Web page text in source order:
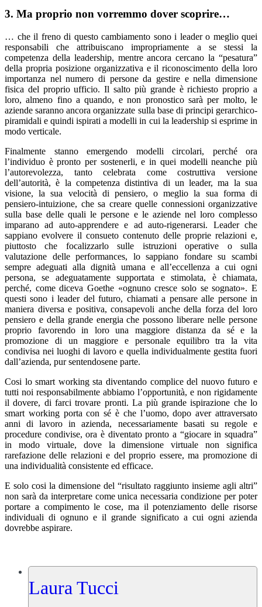
3. Ma proprio non vorremmo dover scoprire…
… che il freno di questo cambiamento sono i leader o meglio quei
responsabili che attribuiscano impropriamente a se stessi la
competenza della leadership, mentre ancora cercano la “pesatura”
della propria posizione organizzativa e il riconoscimento della loro
importanza nel numero di persone da gestire e nella dimensione
fisica del proprio ufficio. Il salto più grande è richiesto proprio a
loro, almeno fino a quando, e non pronostico sarà per molto, le
aziende saranno ancora organizzate sulla base di principi gerarchico-
piramidali e quindi ispirati a modelli in cui la leadership si esprime in
modo verticale.
Finalmente stanno emergendo modelli circolari, perché ora
l’individuo è pronto per sostenerli, e in quei modelli neanche più
l’autorevolezza, tanto celebrata come costruttiva versione
dell’autorità, è la competenza distintiva di un leader, ma la sua
visione, la sua velocità di pensiero, o meglio la sua forma di
pensiero-intuizione, che sa creare quelle connessioni organizzative
sulla base delle quali le persone e le aziende nel loro complesso
imparano ad auto-apprendere e ad auto-rigenerarsi. Leader che
sappiano evolvere il consueto contenuto delle proprie relazioni e,
piuttosto che focalizzarlo sulle istruzioni operative o sulla
valutazione delle performances, lo sappiano fondare su scambi
sempre adeguati alla dignità umana e all’eccellenza a cui ogni
persona, se adeguatamente supportata e stimolata, è chiamata,
perché, come diceva Goethe «ognuno cresce solo se sognato». E
questi sono i leader del futuro, chiamati a pensare alle persone in
maniera diversa e positiva, consapevoli anche della forza del loro
pensiero e della grande energia che possono liberare nelle persone
proprio favorendo in loro una maggiore distanza da sé e la
promozione di un maggiore e personale equilibro tra la vita
condivisa nei luoghi di lavoro e quella individualmente gestita fuori
dall’azienda, pur sentendosene parte.
Cosi lo smart working sta diventando complice del nuovo futuro e
tutti noi responsabilmente abbiamo l’opportunità, e non rigidamente
il dovere, di farci trovare pronti. La più grande ispirazione che lo
smart working porta con sé è che l’uomo, dopo aver attraversato
anni di lavoro in azienda, necessariamente basati su regole e
procedure condivise, ora è diventato pronto a “giocare in squadra”
in modo virtuale, dove la dimensione virtuale non significa
rarefazione delle relazioni e del proprio essere, ma promozione di
una individualità consistente ed efficace.
E solo cosi la dimensione del “risultato raggiunto insieme agli altri”
non sarà da interpretare come unica necessaria condizione per poter
portare a compimento le cose, ma il potenziamento delle risorse
individuali di ognuno e il grande significato a cui ogni azienda
dovrebbe aspirare.
Laura Tucci